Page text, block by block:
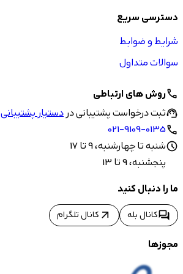
دسترسی سریع
شرایط و ضوابط
سوالات متداول
callروش های ارتباطی
support_agentثبت درخواست پشتیبانی دردستیار پشتیبانی
call
021-9109-0135
scheduleشنبه تا چهارشنبه، 9 تا 17
پنجشنبه، 9 تا 13
ما را دنبال کنید
forumکانال بله arrow_outward کانال تلگرام
مجوزها